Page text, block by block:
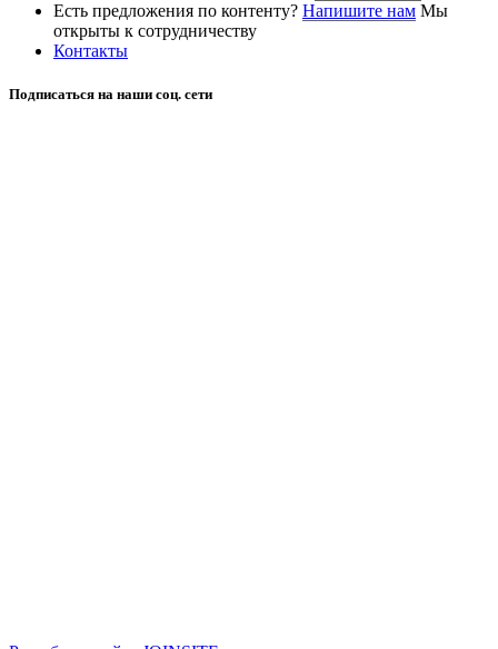
Есть предложения по контенту? Напишите нам Мы
открыты к сотрудничеству
Контакты
Подписаться на наши соц. сети